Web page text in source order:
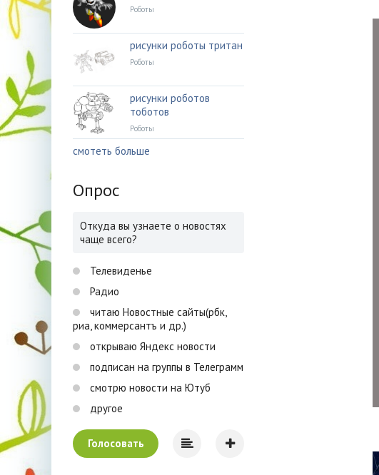
Роботы
рисунки роботы тритан
Роботы
рисунки роботов
тоботов
Роботы
смотеть больше
Опрос
Откуда вы узнаете о новостях
чаще всего?
Телевиденье
Радио
читаю Новостные сайты(рбк,
риа, коммерсантъ и др.)
открываю Яндекс новости
подписан на группы в Телеграмм
смотрю новости на Ютуб
другое
Голосовать